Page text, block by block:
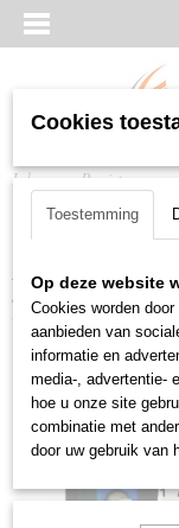
Inloggen Registreren
Home > Bedieningen
buismotoren
Cookies
Toestemming
Op deze website
Cookies worden
aanbieden van
informatie en
media-, advertentie-
hoe u onze site
combinatie met
door uw gebruik van